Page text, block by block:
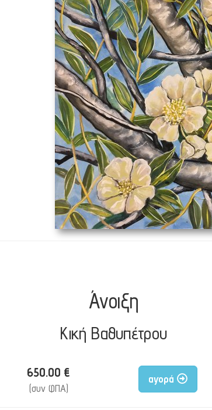
Άνοιξη
Κική Βαθυπέτρου
650.00 €
(συν ΦΠΑ)
αγορά